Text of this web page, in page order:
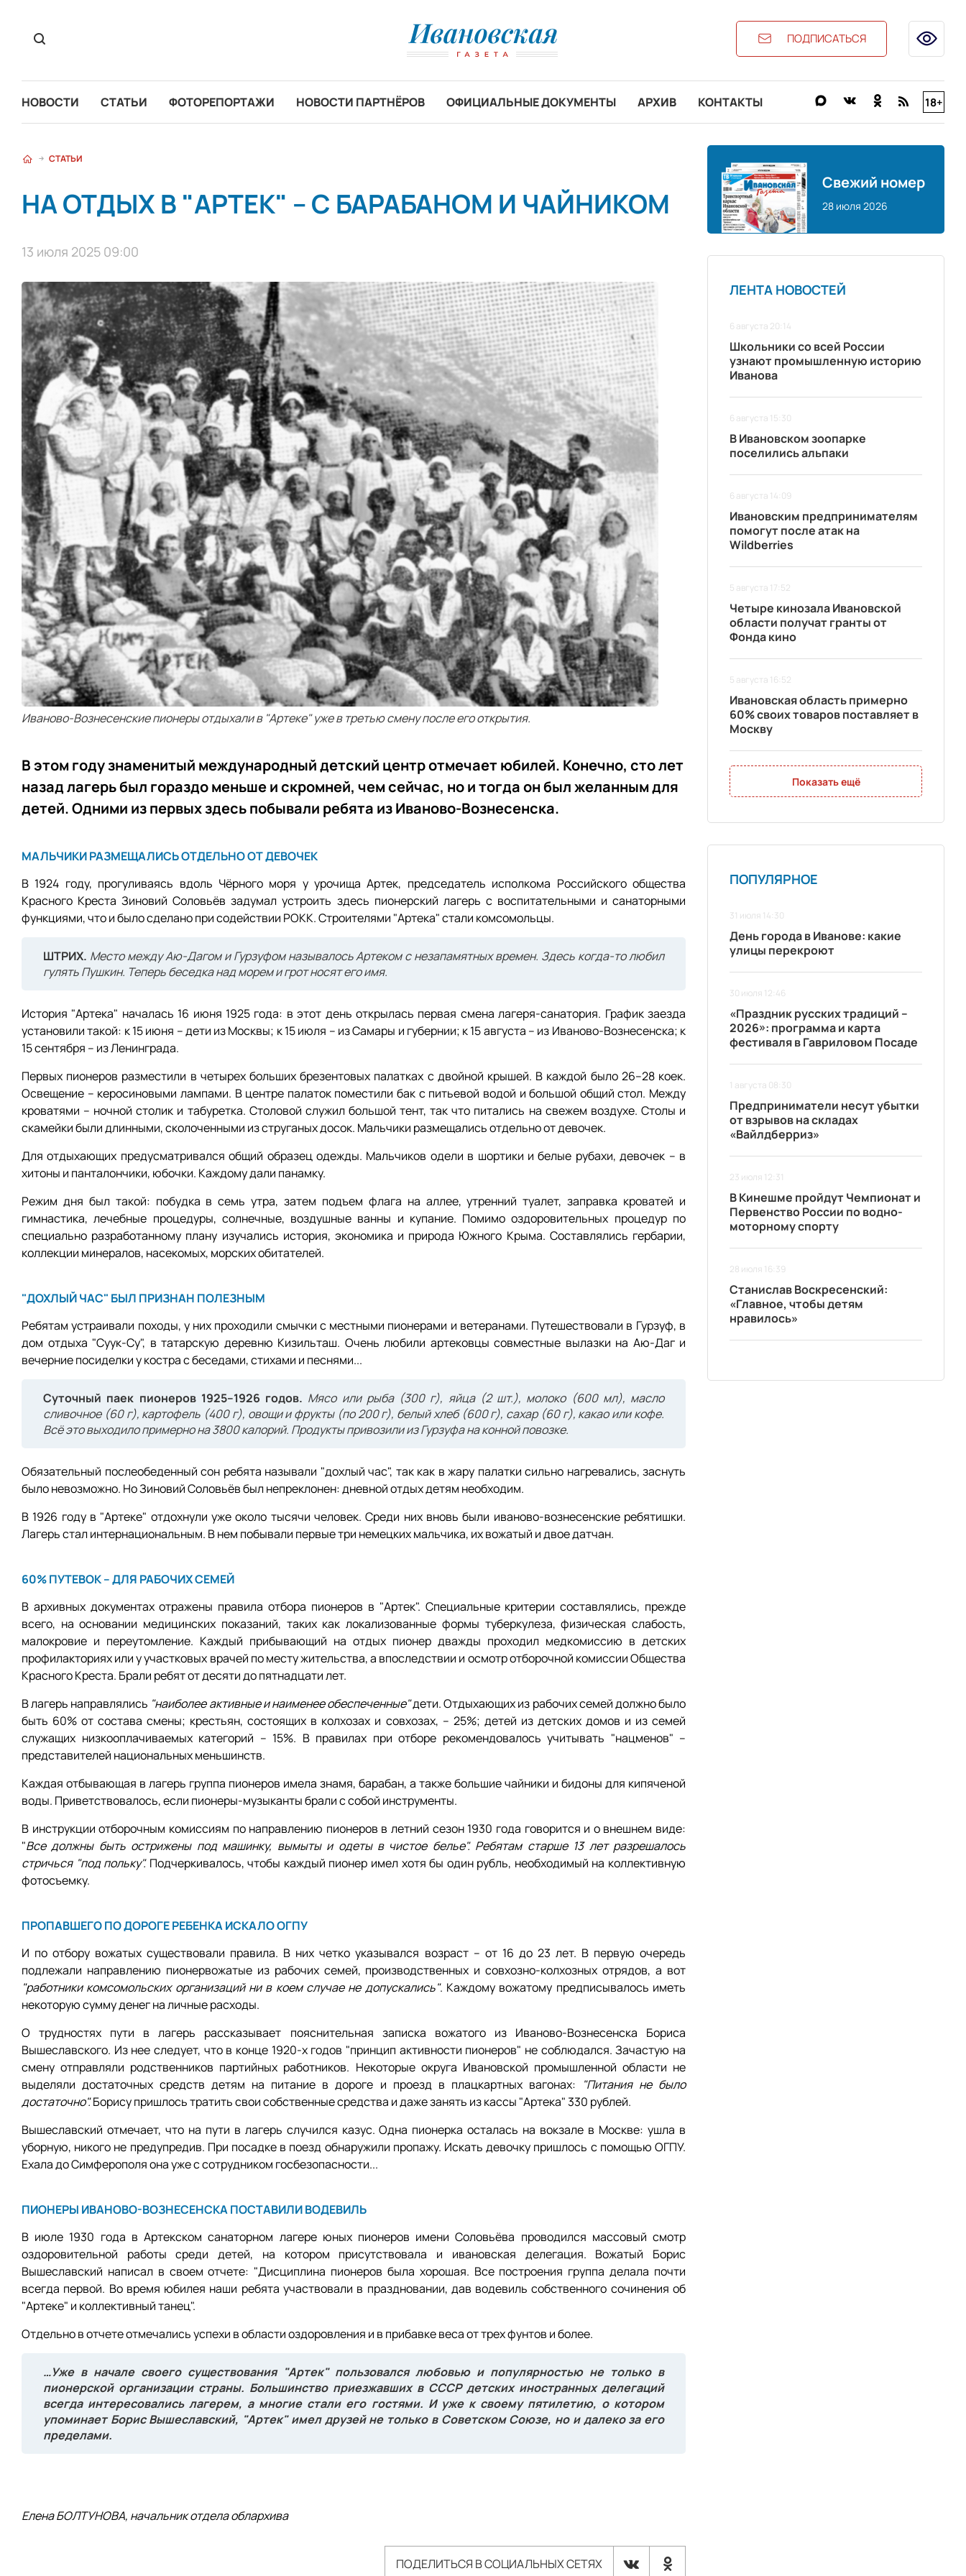
ПОДПИСАТЬСЯ
НОВОСТИ СТАТЬИ ФОТОРЕПОРТАЖИ НОВОСТИ ПАРТНЁРОВ ОФИЦИАЛЬНЫЕ ДОКУМЕНТЫ АРХИВ КОНТАКТЫ 18+
СТАТЬИ
НА ОТДЫХ В "АРТЕК" – С БАРАБАНОМ И ЧАЙНИКОМ
13 июля 2025 09:00
Иваново-Вознесенские пионеры отдыхали в "Артеке" уже в третью смену после его открытия.
В этом году знаменитый международный детский центр отмечает юбилей. Конечно, сто лет
назад лагерь был гораздо меньше и скромней, чем сейчас, но и тогда он был желанным для
детей. Одними из первых здесь побывали ребята из Иваново-Вознесенска.
МАЛЬЧИКИ РАЗМЕЩАЛИСЬ ОТДЕЛЬНО ОТ ДЕВОЧЕК
В 1924 году, прогуливаясь вдоль Чёрного моря у урочища Артек, председатель исполкома Российского общества
Красного Креста Зиновий Соловьёв задумал устроить здесь пионерский лагерь с воспитательными и санаторными
функциями, что и было сделано при содействии РОКК. Строителями "Артека" стали комсомольцы.
ШТРИХ. Место между Аю-Дагом и Гурзуфом называлось Артеком с незапамятных времен. Здесь когда-то любил
гулять Пушкин. Теперь беседка над морем и грот носят его имя.
История "Артека" началась 16 июня 1925 года: в этот день открылась первая смена лагеря-санатория. График заезда
установили такой: к 15 июня – дети из Москвы; к 15 июля – из Самары и губернии; к 15 августа – из Иваново-Вознесенска; к
15 сентября – из Ленинграда.
Первых пионеров разместили в четырех больших брезентовых палатках с двойной крышей. В каждой было 26–28 коек.
Освещение – керосиновыми лампами. В центре палаток поместили бак с питьевой водой и большой общий стол. Между
кроватями – ночной столик и табуретка. Столовой служил большой тент, так что питались на свежем воздухе. Столы и
скамейки были длинными, сколоченными из струганых досок. Мальчики размещались отдельно от девочек.
Для отдыхающих предусматривался общий образец одежды. Мальчиков одели в шортики и белые рубахи, девочек – в
хитоны и панталончики, юбочки. Каждому дали панамку.
Режим дня был такой: побудка в семь утра, затем подъем флага на аллее, утренний туалет, заправка кроватей и
гимнастика, лечебные процедуры, солнечные, воздушные ванны и купание. Помимо оздоровительных процедур по
специально разработанному плану изучались история, экономика и природа Южного Крыма. Составлялись гербарии,
коллекции минералов, насекомых, морских обитателей.
"ДОХЛЫЙ ЧАС" БЫЛ ПРИЗНАН ПОЛЕЗНЫМ
Ребятам устраивали походы, у них проходили смычки с местными пионерами и ветеранами. Путешествовали в Гурзуф, в
дом отдыха "Суук-Су", в татарскую деревню Кизильташ. Очень любили артековцы совместные вылазки на Аю-Даг и
вечерние посиделки у костра с беседами, стихами и песнями...
Суточный паек пионеров 1925–1926 годов. Мясо или рыба (300 г), яйца (2 шт.), молоко (600 мл), масло
сливочное (60 г), картофель (400 г), овощи и фрукты (по 200 г), белый хлеб (600 г), сахар (60 г), какао или кофе.
Всё это выходило примерно на 3800 калорий. Продукты привозили из Гурзуфа на конной повозке.
Обязательный послеобеденный сон ребята называли "дохлый час", так как в жару палатки сильно нагревались, заснуть
было невозможно. Но Зиновий Соловьёв был непреклонен: дневной отдых детям необходим.
В 1926 году в "Артеке" отдохнули уже около тысячи человек. Среди них вновь были иваново-вознесенские ребятишки.
Лагерь стал интернациональным. В нем побывали первые три немецких мальчика, их вожатый и двое датчан.
60% ПУТЕВОК – ДЛЯ РАБОЧИХ СЕМЕЙ
В архивных документах отражены правила отбора пионеров в "Артек". Специальные критерии составлялись, прежде
всего, на основании медицинских показаний, таких как локализованные формы туберкулеза, физическая слабость,
малокровие и переутомление. Каждый прибывающий на отдых пионер дважды проходил медкомиссию в детских
профилакториях или у участковых врачей по месту жительства, а впоследствии и осмотр отборочной комиссии Общества
Красного Креста. Брали ребят от десяти до пятнадцати лет.
В лагерь направлялись "наиболее активные и наименее обеспеченные"дети. Отдыхающих из рабочих семей должно было
быть 60% от состава смены; крестьян, состоящих в колхозах и совхозах, – 25%; детей из детских домов и из семей
служащих низкооплачиваемых категорий – 15%. В правилах при отборе рекомендовалось учитывать "нацменов" –
представителей национальных меньшинств.
Каждая отбывающая в лагерь группа пионеров имела знамя, барабан, а также большие чайники и бидоны для кипяченой
воды. Приветствовалось, если пионеры-музыканты брали с собой инструменты.
В инструкции отборочным комиссиям по направлению пионеров в летний сезон 1930 года говорится и о внешнем виде:
"Все должны быть острижены под машинку, вымыты и одеты в чистое белье". Ребятам старше 13 лет разрешалось
стричься "под польку".Подчеркивалось, чтобы каждый пионер имел хотя бы один рубль, необходимый на коллективную
фотосъемку.
ПРОПАВШЕГО ПО ДОРОГЕ РЕБЕНКА ИСКАЛО ОГПУ
И по отбору вожатых существовали правила. В них четко указывался возраст – от 16 до 23 лет. В первую очередь
подлежали направлению пионервожатые из рабочих семей, производственных и совхозно-колхозных отрядов, а вот
"работники комсомольских организаций ни в коем случае не допускались". Каждому вожатому предписывалось иметь
некоторую сумму денег на личные расходы.
О трудностях пути в лагерь рассказывает пояснительная записка вожатого из Иваново-Вознесенска Бориса
Вышеславского. Из нее следует, что в конце 1920-х годов "принцип активности пионеров" не соблюдался. Зачастую на
смену отправляли родственников партийных работников. Некоторые округа Ивановской промышленной области не
выделяли достаточных средств детям на питание в дороге и проезд в плацкартных вагонах: "Питания не было
достаточно".Борису пришлось тратить свои собственные средства и даже занять из кассы "Артека" 330 рублей.
Вышеславский отмечает, что на пути в лагерь случился казус. Одна пионерка осталась на вокзале в Москве: ушла в
уборную, никого не предупредив. При посадке в поезд обнаружили пропажу. Искать девочку пришлось с помощью ОГПУ.
Ехала до Симферополя она уже с сотрудником госбезопасности...
ПИОНЕРЫ ИВАНОВО-ВОЗНЕСЕНСКА ПОСТАВИЛИ ВОДЕВИЛЬ
В июле 1930 года в Артекском санаторном лагере юных пионеров имени Соловьёва проводился массовый смотр
оздоровительной работы среди детей, на котором присутствовала и ивановская делегация. Вожатый Борис
Вышеславский написал в своем отчете: "Дисциплина пионеров была хорошая. Все построения группа делала почти
всегда первой. Во время юбилея наши ребята участвовали в праздновании, дав водевиль собственного сочинения об
"Артеке" и коллективный танец".
Отдельно в отчете отмечались успехи в области оздоровления и в прибавке веса от трех фунтов и более.
…Уже в начале своего существования "Артек" пользовался любовью и популярностью не только в
пионерской организации страны. Большинство приезжавших в СССР детских иностранных делегаций
всегда интересовались лагерем, а многие стали его гостями. И уже к своему пятилетию, о котором
упоминает Борис Вышеславский, "Артек" имел друзей не только в Советском Союзе, но и далеко за его
пределами.
Елена БОЛТУНОВА, начальник отдела облархива
ПОДЕЛИТЬСЯ В СОЦИАЛЬНЫХ СЕТЯХ
Свежий номер
28 июля 2026
ЛЕНТА НОВОСТЕЙ
6 августа 20:14
Школьники со всей России
узнают промышленную историю
Иванова
6 августа 15:30
В Ивановском зоопарке
поселились альпаки
6 августа 14:09
Ивановским предпринимателям
помогут после атак на
Wildberries
5 августа 17:52
Четыре кинозала Ивановской
области получат гранты от
Фонда кино
5 августа 16:52
Ивановская область примерно
60% своих товаров поставляет в
Москву
Показать ещё
ПОПУЛЯРНОЕ
31 июля 14:30
День города в Иванове: какие
улицы перекроют
30 июля 12:46
«Праздник русских традиций –
2026»: программа и карта
фестиваля в Гавриловом Посаде
1 августа 08:30
Предприниматели несут убытки
от взрывов на складах
«Вайлдберриз»
23 июля 12:31
В Кинешме пройдут Чемпионат и
Первенство России по водно-
моторному спорту
28 июля 16:39
Станислав Воскресенский:
«Главное, чтобы детям
нравилось»